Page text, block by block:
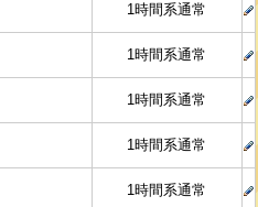
1時間系通常
1時間系通常
1時間系通常
1時間系通常
1時間系通常